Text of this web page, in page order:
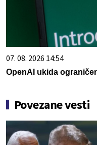
07. 08. 2026 14:54
OpenAI ukida
Povezane vesti